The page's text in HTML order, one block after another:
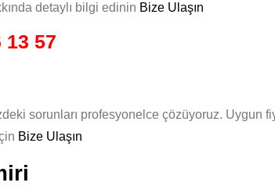
detaylı bilgi edinin Bize Ulaşın
13 57
sorunları profesyonelce çözüyoruz.
Bize Ulaşın